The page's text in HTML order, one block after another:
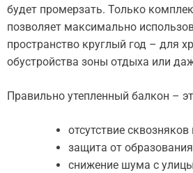
будет промерзать. Только
позволяет максимально
пространство круглый год – для
обустройства зоны отдыха или
Правильно утепленный балкон –
отсутствие
защита от
снижение шума с